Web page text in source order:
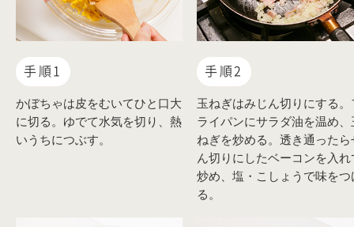
手順1
かぼちゃは皮をむいてひと口大
に切る。ゆでて水気を切り、熱
いうちにつぶす。
手順2
玉ねぎはみじん切りにする。
ライパンにサラダ油を温め、
ねぎを炒める。透き通ったら
ん切りにしたベーコンを入れ
炒め、塩・こしょうで味をつ
る。